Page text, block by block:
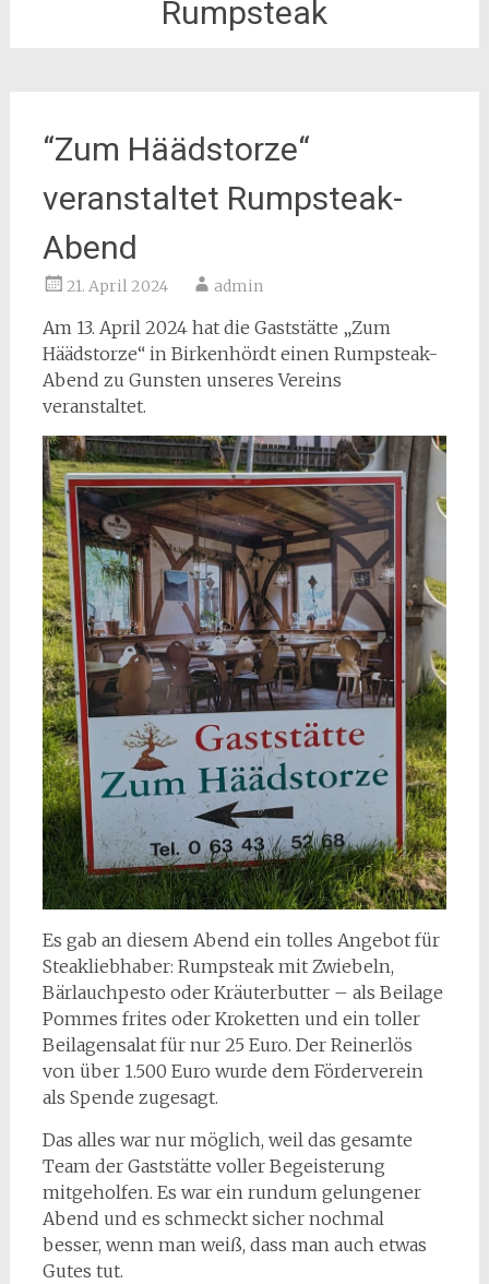
Rumpsteak
“Zum Häädstorze“
veranstaltet Rumpsteak-
Abend
21. April 2024 admin
Am 13. April 2024 hat die Gaststätte „Zum
Häädstorze“ in Birkenhördt einen Rumpsteak-
Abend zu Gunsten unseres Vereins
veranstaltet.
Es gab an diesem Abend ein tolles Angebot für
Steakliebhaber: Rumpsteak mit Zwiebeln,
Bärlauchpesto oder Kräuterbutter – als Beilage
Pommes frites oder Kroketten und ein toller
Beilagensalat für nur 25 Euro. Der Reinerlös
von über 1.500 Euro wurde dem Förderverein
als Spende zugesagt.
Das alles war nur möglich, weil das gesamte
Team der Gaststätte voller Begeisterung
mitgeholfen. Es war ein rundum gelungener
Abend und es schmeckt sicher nochmal
besser, wenn man weiß, dass man auch etwas
Gutes tut.